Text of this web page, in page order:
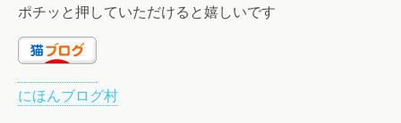
ポチッと押していただけると嬉しいです
にほんブログ村